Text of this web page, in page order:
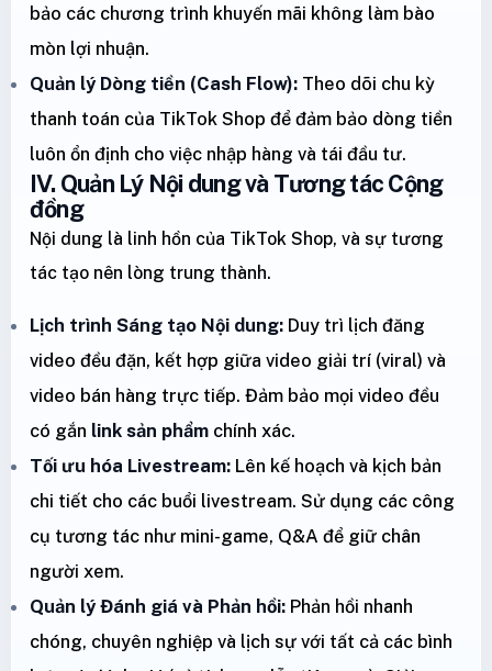
bảo các chương trình khuyến mãi không làm bào
mòn lợi nhuận.
Quản lý Dòng tiền (Cash Flow): Theo dõi chu kỳ
thanh toán của TikTok Shop để đảm bảo dòng tiền
luôn ổn định cho việc nhập hàng và tái đầu tư.
IV. Quản Lý Nội dung và Tương tác Cộng
đồng
Nội dung là linh hồn của TikTok Shop, và sự tương
tác tạo nên lòng trung thành.
Lịch trình Sáng tạo Nội dung: Duy trì lịch đăng
video đều đặn, kết hợp giữa video giải trí (viral) và
video bán hàng trực tiếp. Đảm bảo mọi video đều
có gắn link sản phẩm chính xác.
Tối ưu hóa Livestream: Lên kế hoạch và kịch bản
chi tiết cho các buổi livestream. Sử dụng các công
cụ tương tác như mini-game, Q&A để giữ chân
người xem.
Quản lý Đánh giá và Phản hồi: Phản hồi nhanh
chóng, chuyên nghiệp và lịch sự với tất cả các bình